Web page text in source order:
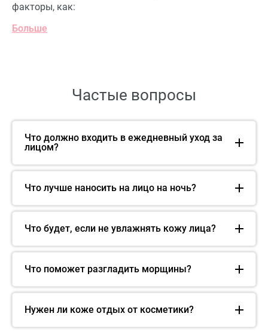
факторы, как:
Больше
Частые вопросы
Что должно входить в ежедневный уход за
лицом?
Что лучше наносить на лицо на ночь?
Что будет, если не увлажнять кожу лица?
Что поможет разгладить морщины?
Нужен ли коже отдых от косметики?